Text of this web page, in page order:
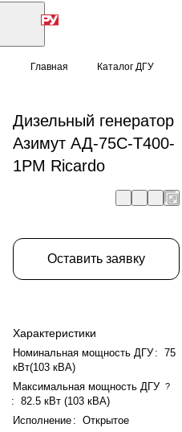
Главная Каталог ДГУ
Дизельный генератор
Азимут АД-75С-Т400-
1РМ Ricardo
Оставить заявку
Характеристики
Номинальная мощность ДГУ : 75
кВт(103 кВА)
Максимальная мощность ДГУ ?
: 82.5 кВт (103 кВА)
Исполнение : Открытое